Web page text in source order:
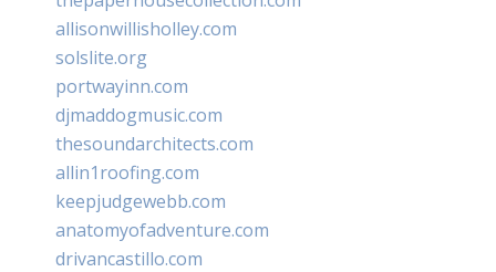
allisonwillisholley.com
solslite.org
portwayinn.com
djmaddogmusic.com
thesoundarchitects.com
allin1roofing.com
keepjudgewebb.com
anatomyofadventure.com
drivancastillo.com